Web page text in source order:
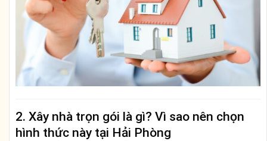
2. Xây nhà trọn gói là gì? Vì sao nên chọn
hình thức này tại Hải Phòng